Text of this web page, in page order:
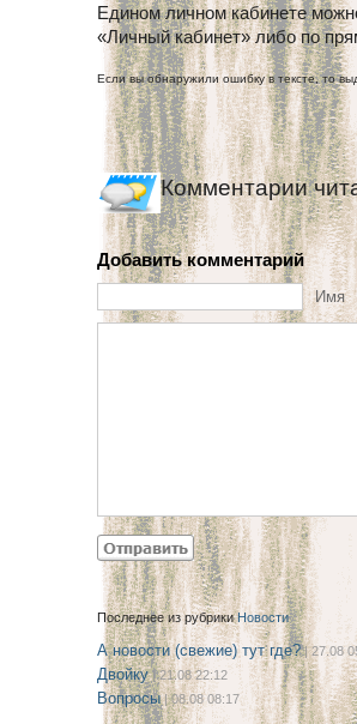
Едином личном кабинете
«Личный кабинет» либо по
Если вы обнаружили ошибку в тексте, то
Комментарии
Добавить комментарий
Имя
Последнее из рубрикиНовости
А новости (свежие) тут где?| 27.08
Двойку| 21.08 22:12
Вопросы| 08.08 08:17